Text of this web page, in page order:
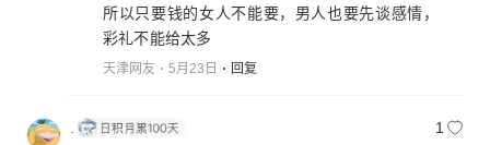
所以只要钱的女人不能要，男人也要先谈感情，
彩礼不能给太多
天津网友 5月23日 回复
1